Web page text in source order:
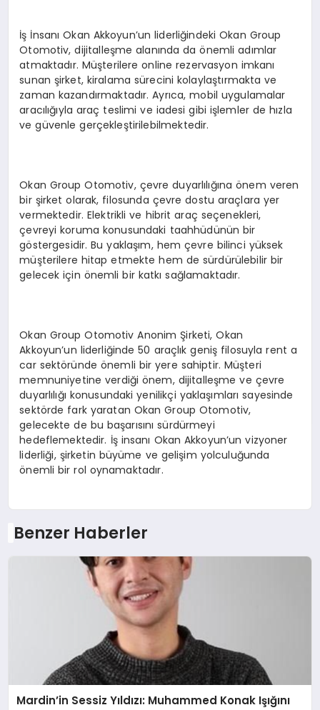
İş İnsanı Okan Akkoyun’un liderliğindeki Okan Group
Otomotiv, dijitalleşme alanında da önemli adımlar
atmaktadır. Müşterilere online rezervasyon imkanı
sunan şirket, kiralama sürecini kolaylaştırmakta ve
zaman kazandırmaktadır. Ayrıca, mobil uygulamalar
aracılığıyla araç teslimi ve iadesi gibi işlemler de hızla
ve güvenle gerçekleştirilebilmektedir.
Okan Group Otomotiv, çevre duyarlılığına önem veren
bir şirket olarak, filosunda çevre dostu araçlara yer
vermektedir. Elektrikli ve hibrit araç seçenekleri,
çevreyi koruma konusundaki taahhüdünün bir
göstergesidir. Bu yaklaşım, hem çevre bilinci yüksek
müşterilere hitap etmekte hem de sürdürülebilir bir
gelecek için önemli bir katkı sağlamaktadır.
Okan Group Otomotiv Anonim Şirketi, Okan
Akkoyun’un liderliğinde 50 araçlık geniş filosuyla rent a
car sektöründe önemli bir yere sahiptir. Müşteri
memnuniyetine verdiği önem, dijitalleşme ve çevre
duyarlılığı konusundaki yenilikçi yaklaşımları sayesinde
sektörde fark yaratan Okan Group Otomotiv,
gelecekte de bu başarısını sürdürmeyi
hedeflemektedir. İş insanı Okan Akkoyun’un vizyoner
liderliği, şirketin büyüme ve gelişim yolculuğunda
önemli bir rol oynamaktadır.
Benzer Haberler
Mardin’in Sessiz Yıldızı: Muhammed Konak Işığını